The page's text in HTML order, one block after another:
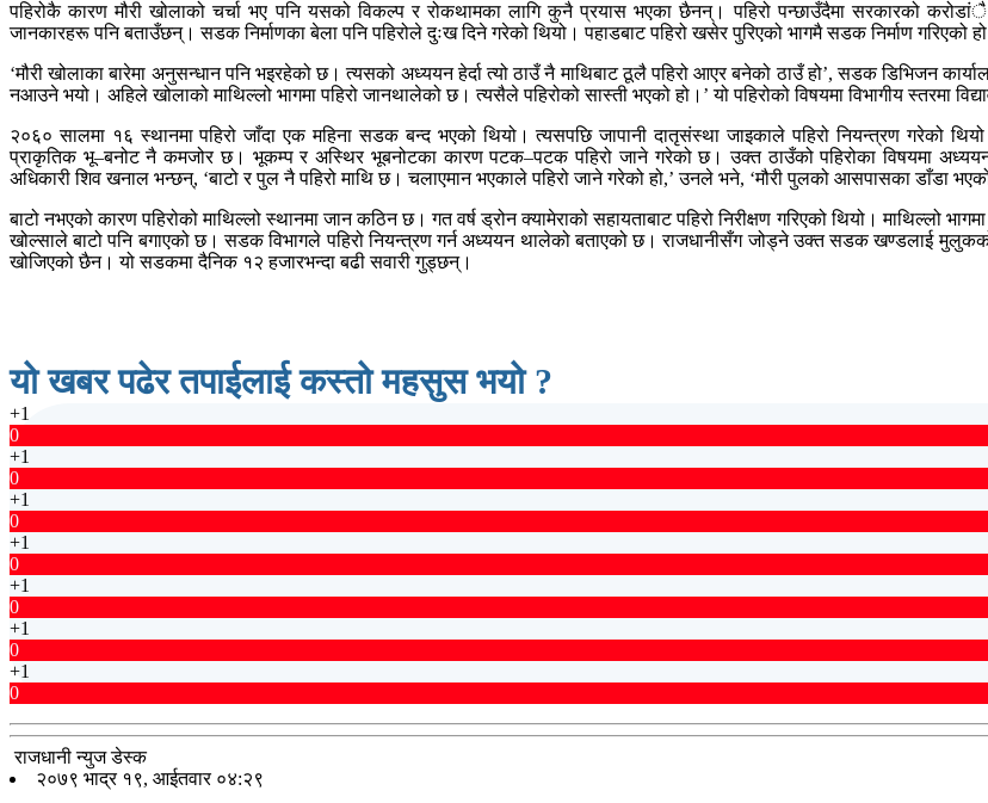
पहिरोकै कारण मौरी खोलाको चर्चा भए पनि यसको विकल्प र रोकथामका लागि कुनै प्रयास भएका छैनन्। पहिरो पन्छाउँदैमा सरकारको
जानकारहरू पनि बताउँछन्। सडक निर्माणका बेला पनि पहिरोले दुःख दिने गरेको थियो। पहाडबाट पहिरो खसेर पुरिएको भागमै सडक निर्माण गरिएको
‘मौरी खोलाका बारेमा अनुसन्धान पनि भइरहेको छ। त्यसको अध्ययन हेर्दा त्यो ठाउँ नै माथिबाट ठूलै पहिरो आएर बनेको ठाउँ हो’, सडक डिभिजन
नआउने भयो। अहिले खोलाको माथिल्लो भागमा पहिरो जानथालेको छ। त्यसैले पहिरोको सास्ती भएको हो।’ यो पहिरोको विषयमा विभागीय स्तरमा
२०६० सालमा १६ स्थानमा पहिरो जाँदा एक महिना सडक बन्द भएको थियो। त्यसपछि जापानी दातृसंस्था जाइकाले पहिरो नियन्त्रण गरेको
प्राकृतिक भू–बनोट नै कमजोर छ। भूकम्प र अस्थिर भूबनोटका कारण पटक–पटक पहिरो जाने गरेको छ। उक्त ठाउँको पहिरोका विषयमा
अधिकारी शिव खनाल भन्छन्, ‘बाटो र पुल नै पहिरो माथि छ। चलाएमान भएकाले पहिरो जाने गरेको हो,’ उनले भने, ‘मौरी पुलको आसपासका डाँडा
बाटो नभएको कारण पहिरोको माथिल्लो स्थानमा जान कठिन छ। गत वर्ष ड्रोन क्यामेराको सहायताबाट पहिरो निरीक्षण गरिएको थियो। माथिल्लो
खोल्साले बाटो पनि बगाएको छ। सडक विभागले पहिरो नियन्त्रण गर्न अध्ययन थालेको बताएको छ। राजधानीसँग जोड्ने उक्त सडक खण्डलाई
खोजिएको छैन। यो सडकमा दैनिक १२ हजारभन्दा बढी सवारी गुड्छन्।
यो खबर पढेर तपाईलाई कस्तो महसुस भयो ?
+1
0
+1
0
+1
0
+1
0
+1
0
+1
0
+1
0
राजधानी न्युज डेस्क
२०७९ भाद्र १९, आईतवार ०४:२९